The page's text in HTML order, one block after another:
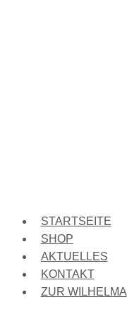
STARTSEITE
SHOP
AKTUELLES
KONTAKT
ZUR WILHELMA